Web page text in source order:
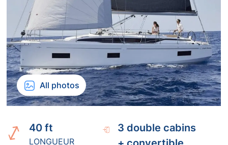
All photos
40 ft
LONGUEUR
3 double cabins